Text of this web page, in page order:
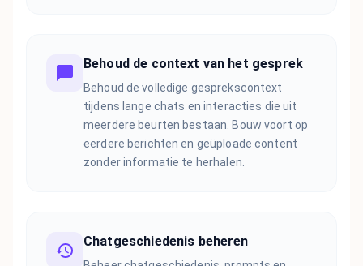
Behoud de context van het gesprek
Behoud de volledige gesprekscontext
tijdens lange chats en interacties die uit
meerdere beurten bestaan. Bouw voort op
eerdere berichten en geüploade content
zonder informatie te herhalen.
Chatgeschiedenis beheren